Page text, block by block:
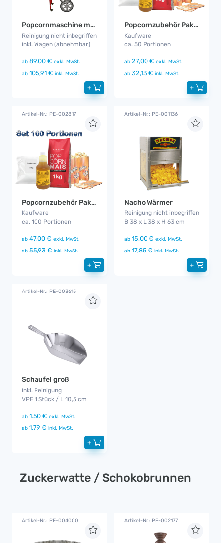
Popcornmaschine mit Wagen
Reinigung nicht inbegriffen
inkl. Wagen (abnehmbar)
ab 89,00 € exkl. MwSt.
ab 105,91 € inkl. MwSt.
+
Popcornzubehör Paket 50
Kaufware
ca. 50 Portionen
ab 27,00 € exkl. MwSt.
ab 32,13 € inkl. MwSt.
+
Artikel-Nr.: PE-002817
Popcornzubehör Paket 100
Kaufware
ca. 100 Portionen
ab 47,00 € exkl. MwSt.
ab 55,93 € inkl. MwSt.
+
Artikel-Nr.: PE-001136
Nacho Wärmer
Reinigung nicht inbegriffen
B 38 x L 38 x H 63 cm
ab 15,00 € exkl. MwSt.
ab 17,85 € inkl. MwSt.
+
Artikel-Nr.: PE-003615
Schaufel groß
inkl. Reinigung
VPE 1 Stück / L 10,5 cm
ab 1,50 € exkl. MwSt.
ab 1,79 € inkl. MwSt.
+
Zuckerwatte / Schokobrunnen
Artikel-Nr.: PE-004000 Artikel-Nr.: PE-002177